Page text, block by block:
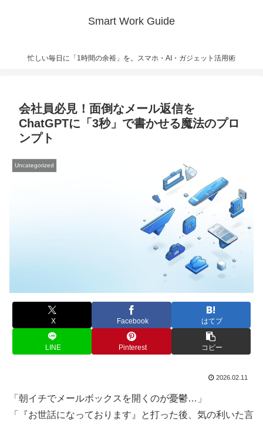
Smart Work Guide
忙しい毎日に「1時間の余裕」を。スマホ・AI・ガジェット活用術
会社員必見！面倒なメール返信を
ChatGPTに「3秒」で書かせる魔法のプロ
ンプト
Uncategorized
X Facebook はてブ
LINE Pinterest コピー
2026.02.11
「朝イチでメールボックスを開くのが憂鬱…」
「『お世話になっております』と打った後、気の利いた言